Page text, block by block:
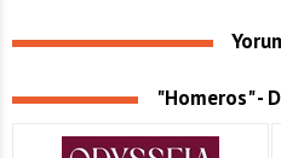
"Homeros" -